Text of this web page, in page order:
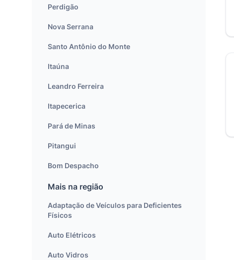
Perdigão
Nova Serrana
Santo Antônio do Monte
Itaúna
Leandro Ferreira
Itapecerica
Pará de Minas
Pitangui
Bom Despacho
Mais na região
Adaptação de Veículos para Deficientes
Físicos
Auto Elétricos
Auto Vidros